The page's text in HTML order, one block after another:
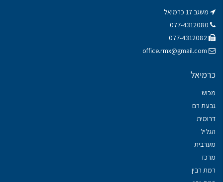
משגב 17 כרמיאל
office.rmx@gmail.com
כרמיאל
מכוש
גבעת רם
דרומית
הגליל
מערבית
מרכז
רמת רבין